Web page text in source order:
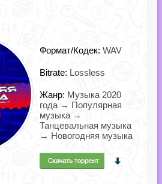
Формат/Кодек: WAV
Bitrate: Lossless
Жанр: Музыка 2020
года → Популярная
музыка →
Танцевальная музыка
→ Новогодняя музыка